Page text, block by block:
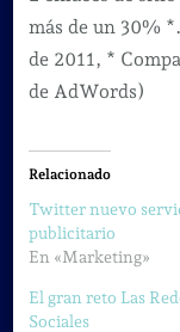
más de un 30%
de 2011, *
de AdWords)
Relacionado
Twitter nuevo
publicitario
En «Marketing»
El gran reto Las
Sociales